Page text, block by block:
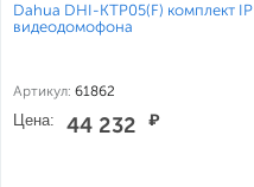
Dahua DHI-KTP05(F) комплект IP
видеодомофона
Артикул: 61862
Цена: 44 232 ₽